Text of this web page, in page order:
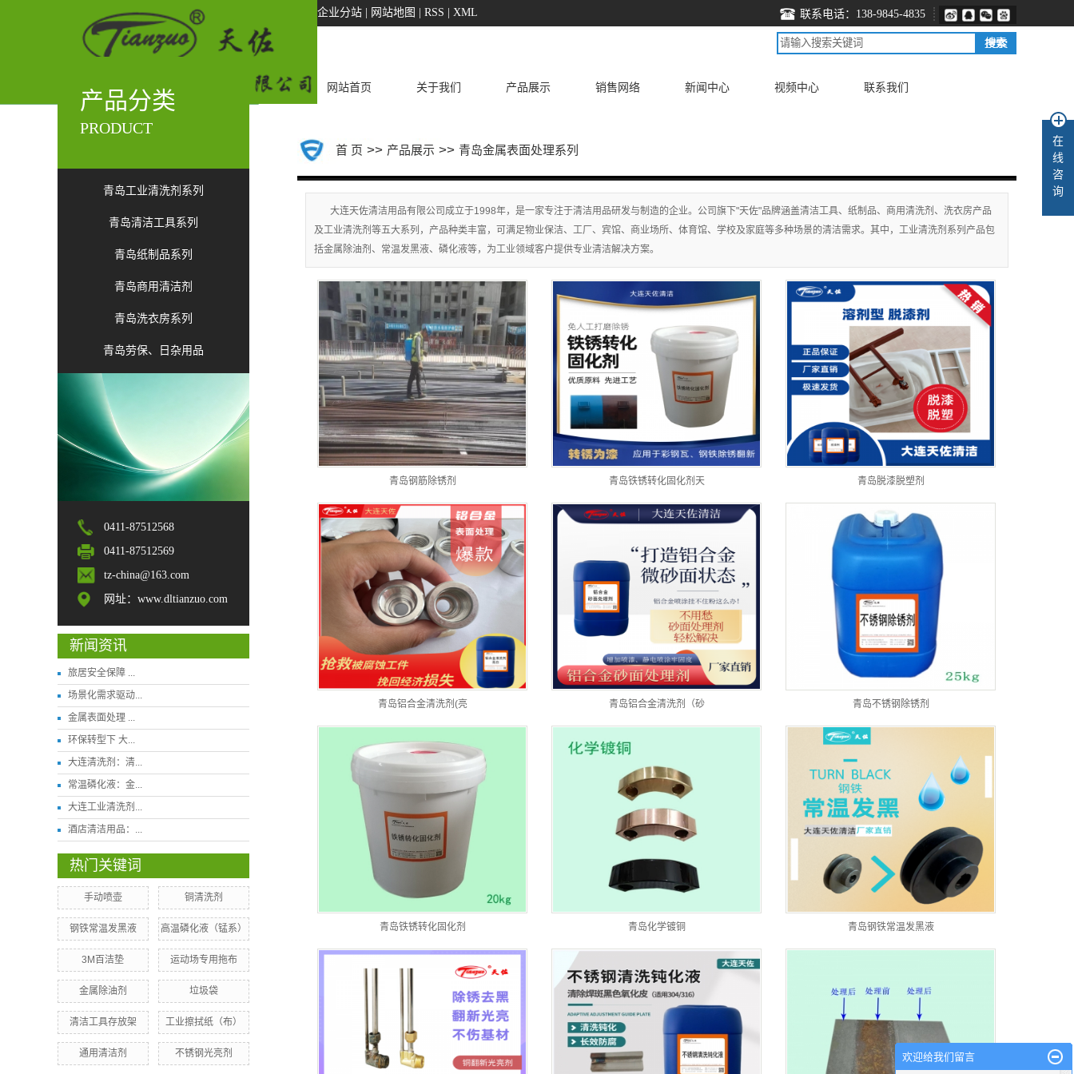
企业分站 网站地图 RSS XML 联系电话：138-9845-4835
网站首页 关于我们 产品展示 销售网络 新闻中心 视频中心 联系我们
产品分类
PRODUCT
青岛工业清洗剂系列
青岛清洁工具系列
青岛纸制品系列
青岛商用清洁剂
青岛洗衣房系列
青岛劳保、日杂用品
0411-87512568
0411-87512569
tz-china@163.com
网址：www.dltianzuo.com
新闻资讯
旅居安全保障 ...
场景化需求驱动...
金属表面处理 ...
环保转型下 大...
大连清洗剂：清...
常温磷化液：金...
大连工业清洗剂...
酒店清洁用品：...
热门关键词
手动喷壶 铜清洗剂
钢铁常温发黑液 高温磷化液（锰系）
3M百洁垫 运动场专用拖布
金属除油剂 垃圾袋
清洁工具存放架 工业擦拭纸（布）
​通用清洁剂 不锈钢光亮剂
首 页 >> 产品展示 >> 青岛金属表面处理系列
大连天佐清洁用品有限公司成立于1998年，是一家专注于清洁用品研发与制造的企业。公司旗下"天佐"品牌涵盖清洁工具、纸制品、商用清洗剂、洗衣房产品
及工业清洗剂等五大系列，产品种类丰富，可满足物业保洁、工厂、宾馆、商业场所、体育馆、学校及家庭等多种场景的清洁需求。其中，工业清洗剂系列产品包
括金属除油剂、常温发黑液、磷化液等，为工业领域客户提供专业清洁解决方案。
青岛钢筋除锈剂 青岛铁锈转化固化剂天 青岛脱漆脱塑剂
青岛铝合金清洗剂(亮 青岛铝合金清洗剂（砂 青岛不锈钢除锈剂
青岛铁锈转化固化剂 青岛化学镀铜 青岛钢铁常温发黑液
在
线
咨
询
欢迎给我们留言